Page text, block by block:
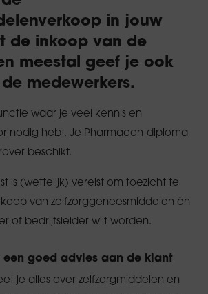
in jouw
de inkoop van de
meestal geef je ook
medewerkers.
waar je veel kennis en
nodig hebt. Je Pharmacon-diploma
beschikt.
is (wettelijk) vereist om toezicht te
van zelfzorggeneesmiddelen én
of bedrijfsleider wilt worden.
een goed advies aan de klant
je alles over zelfzorgmiddelen en